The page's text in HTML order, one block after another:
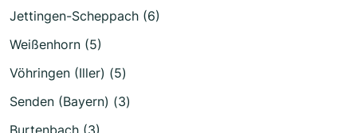
Jettingen-Scheppach (6)
Weißenhorn (5)
Vöhringen (Iller) (5)
Senden (Bayern) (3)
Burtenbach (3)